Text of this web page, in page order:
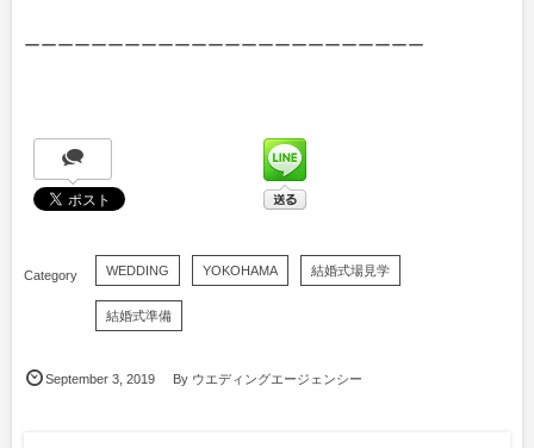
ーーーーーーーーーーーーーーーーーーーーーーーー
WEDDING YOKOHAMA 結婚式場見学
結婚式準備
September 3,2019 By ウエディングエージェンシー